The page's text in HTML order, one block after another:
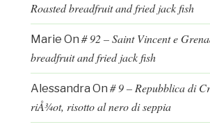
Roasted breadfruit and fried jack fish
Marie On # 92 – Saint Vincent e
breadfruit and fried jack fish
Alessandra On # 9 – Repubblica di
riÅ¾ot, risotto al nero di seppia